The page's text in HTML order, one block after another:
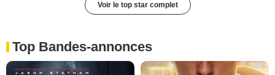
Voir le top star complet
Top Bandes-annonces